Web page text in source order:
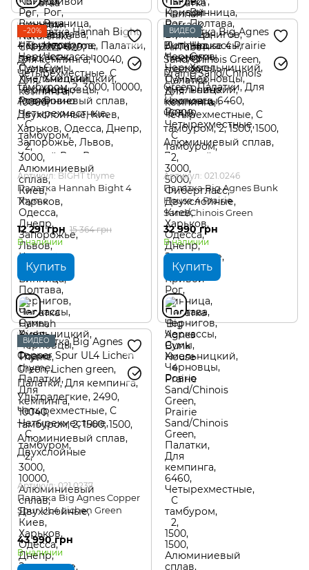
−20%
Артикул: BIGHT thyme
Палатка Hannah Bight 4
Thyme
12 291 грн 15 364 грн
В наличии
Купить
ВИДЕО
Артикул: 021.0246
Палатка Big Agnes Bunk
House 4 Prairie
Sand/Chinois Green
32 990 грн
В наличии
Купить
ВИДЕО
Артикул: 021.0237
Палатка Big Agnes Copper
Spur UL4 Lichen Green
43 990 грн
В наличии